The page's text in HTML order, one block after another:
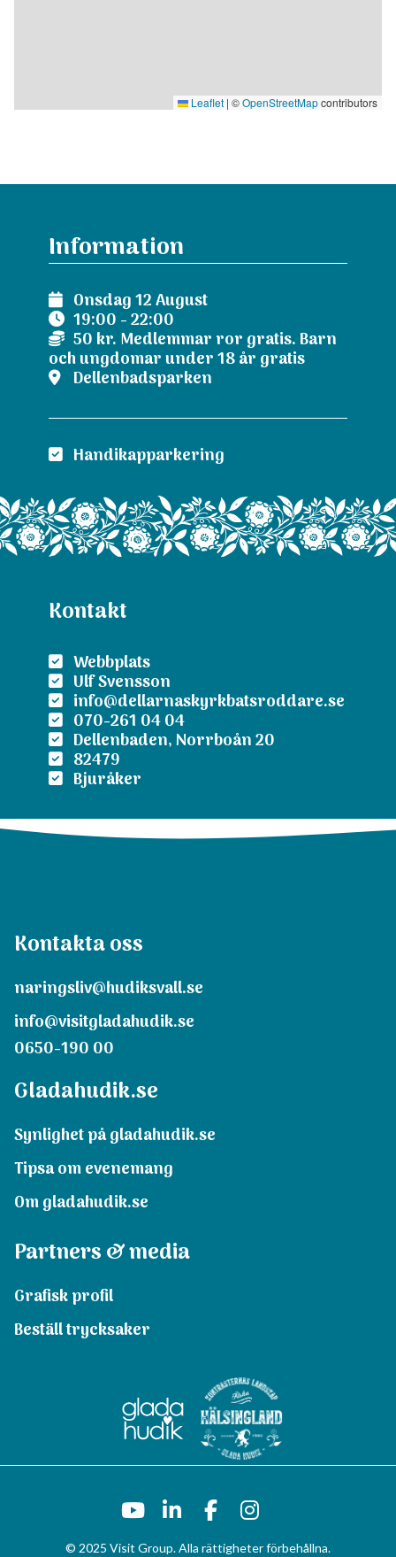
Leaflet | ©OpenStreetMapcontributors
Information
Onsdag 12 August
19:00 - 22:00
50 kr. Medlemmar ror gratis. Barn
och ungdomar under 18 år gratis
Dellenbadsparken
Handikapparkering
Kontakt
Webbplats
Ulf Svensson
info@dellarnaskyrkbatsroddare.se
070-261 04 04
Dellenbaden, Norrboån 20
82479
Bjuråker
Kontakta oss
naringsliv@hudiksvall.se
info@visitgladahudik.se
0650-190 00
Gladahudik.se
Synlighet på gladahudik.se
Tipsa om evenemang
Om gladahudik.se
Partners & media
Grafisk profil
Beställ trycksaker
© 2025 Visit Group. Alla rättigheter förbehållna.